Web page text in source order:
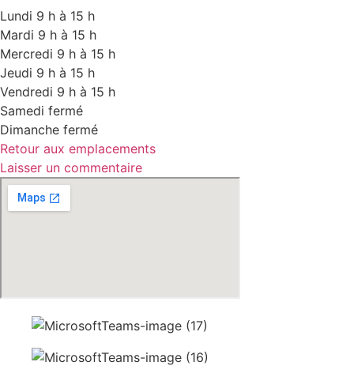
Lundi 9 h à 15 h
Mardi 9 h à 15 h
Mercredi 9 h à 15 h
Jeudi 9 h à 15 h
Vendredi 9 h à 15 h
Samedi fermé
Dimanche fermé
Retour aux emplacements
Laisser un commentaire